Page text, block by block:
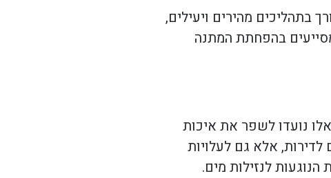
בתהליכים מהירים ויעילים,
מסייעים בהפחתת המתנה
נועדו לשפר את איכות
לדירות, אלא גם לעלויות
לנזילות מים.